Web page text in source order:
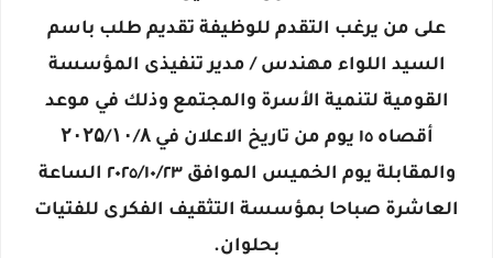
على من يرغب التقدم للوظيفة تقديم طلب باسم
السيد اللواء مهندس / مدير تنفيذى المؤسسة
القومية لتنمية الأسرة والمجتمع وذلك في موعد
أقصاه ١٥ يوم من تاريخ الاعلان في ۲۰۲۵/۱۰/۸
والمقابلة يوم الخميس الموافق ٢٠٢٥/١٠/٢٣ الساعة
العاشرة صباحا بمؤسسة التثقيف الفكرى للفتيات
بحلوان.